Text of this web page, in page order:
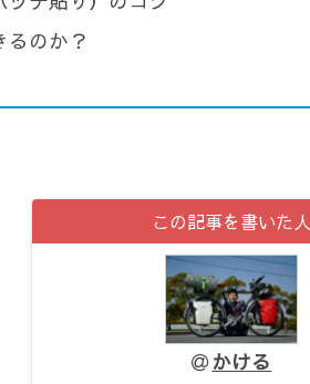
るのか？
この記事を書いた人
かける